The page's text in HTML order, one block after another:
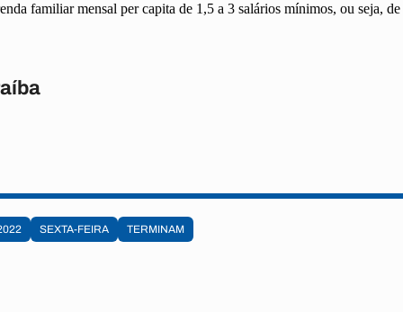
familiar mensal per capita de 1,5 a 3 salários mínimos, ou seja, de
SEXTA-FEIRA TERMINAM